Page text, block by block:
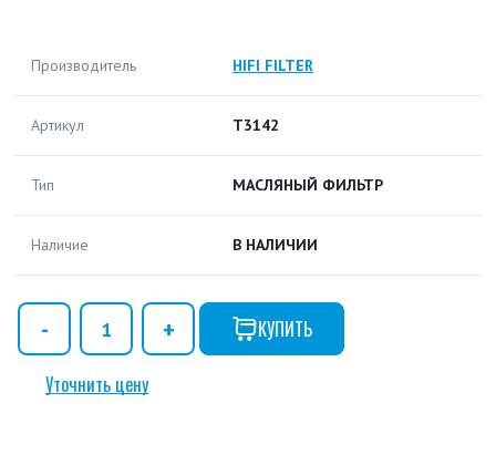
Производитель HIFI FILTER
Артикул T3142
Тип МАСЛЯНЫЙ ФИЛЬТР
Наличие В НАЛИЧИИ
КУПИТЬ
Уточнить цену